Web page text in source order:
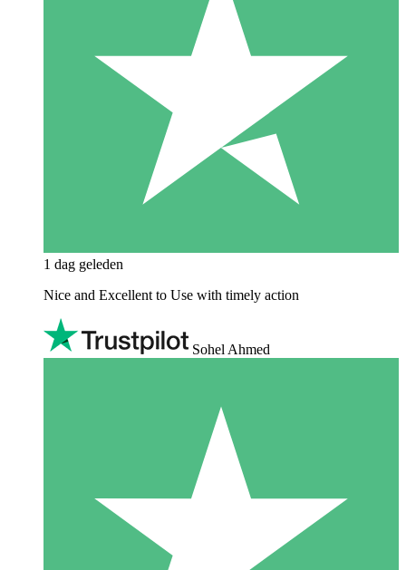
1 dag geleden
Nice and Excellent to Use with timely action
Sohel Ahmed